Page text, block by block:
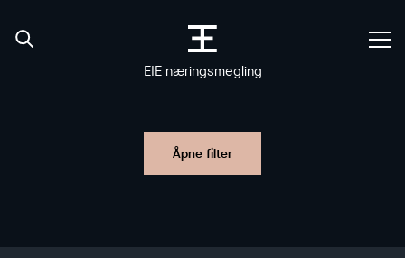
EIE næringsmegling
Åpne filter